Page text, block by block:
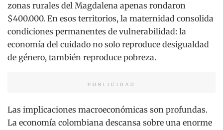
zonas rurales del Magdalena apenas rondaron
$400.000. En esos territorios, la maternidad consolida
condiciones permanentes de vulnerabilidad: la
economía del cuidado no solo reproduce desigualdad
de género, también reproduce pobreza.
PUBLICIDAD
Las implicaciones macroeconómicas son profundas.
La economía colombiana descansa sobre una enorme